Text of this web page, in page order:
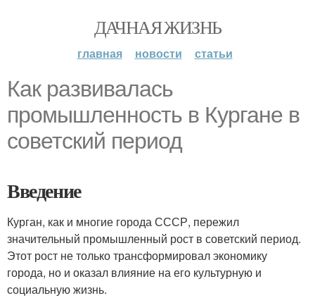
ДАЧНАЯ ЖИЗНЬ
главная новости статьи
Как развивалась
промышленность в Кургане в
советский период
Введение
Курган, как и многие города СССР, пережил
значительный промышленный рост в советский период.
Этот рост не только трансформировал экономику
города, но и оказал влияние на его культурную и
социальную жизнь.